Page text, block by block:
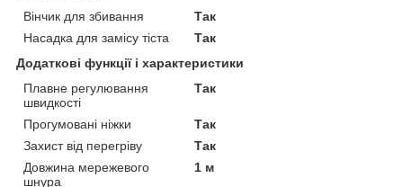
Вінчик для збивання
Так
Насадка для замісу тіста
Так
Додаткові функції і характеристики
Плавне регулювання
швидкості
Так
Прогумовані ніжки
Так
Захист від перегріву
Так
Довжина мережевого
шнура
1 м